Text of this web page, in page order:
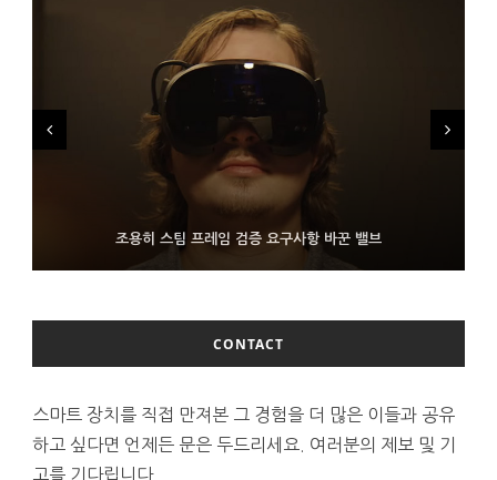
조용히 스팀 프레임 검증 요구사항 바꾼 밸브
9월 4일부터 서비스 접는 안드로이드 장치용 구글 어시스턴트
보인 삼성전자
CONTACT
스마트 장치를 직접 만져본 그 경험을 더 많은 이들과 공유
하고 싶다면 언제든 문은 두드리세요. 여러분의 제보 및 기
고를 기다립니다.